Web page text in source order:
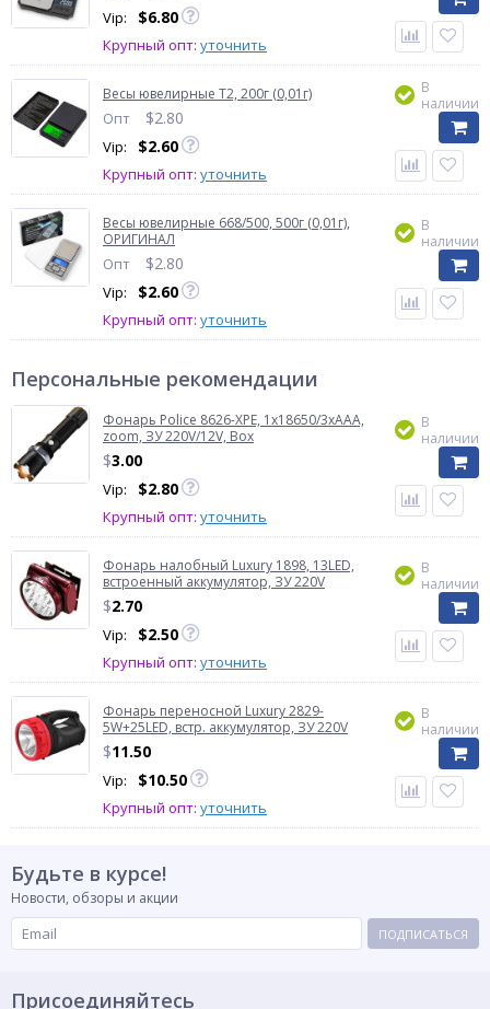
Vip: $6.80
Крупный опт: уточнить
Весы ювелирные T2, 200г (0,01г)
Опт $2.80
Vip: $2.60
Крупный опт: уточнить
В
наличии
Весы ювелирные 668/500, 500г (0,01г),
ОРИГИНАЛ
Опт $2.80
Vip: $2.60
Крупный опт: уточнить
В
наличии
Персональные рекомендации
Фонарь Police 8626-XPE, 1х18650/3xAAA,
zoom, ЗУ 220V/12V, Box
$3.00
Vip: $2.80
Крупный опт: уточнить
В
наличии
Фонарь налобный Luxury 1898, 13LED,
встроенный аккумулятор, ЗУ 220V
$2.70
Vip: $2.50
Крупный опт: уточнить
В
наличии
Фонарь переносной Luxury 2829-
5W+25LED, встр. аккумулятор, ЗУ 220V
$11.50
Vip: $10.50
Крупный опт: уточнить
В
наличии
Будьте в курсе!
Новости, обзоры и акции
ПОДПИСАТЬСЯ
Присоединяйтесь